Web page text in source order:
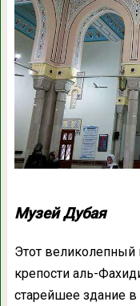
Музей Дубая
Этот
крепости аль-
старейшее здание